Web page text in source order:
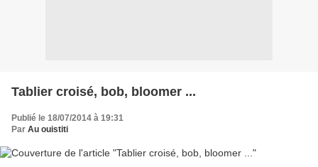
Tablier croisé, bob, bloomer ...
Publié le 18/07/2014 à 19:31
Par Au ouistiti